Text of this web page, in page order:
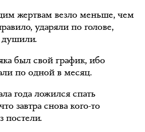
жертвам везло меньше, чем
ударяли по голове,
душили.
был свой график, ибо
по одной в месяц.
года ложился спать
завтра снова кого-то
постели.